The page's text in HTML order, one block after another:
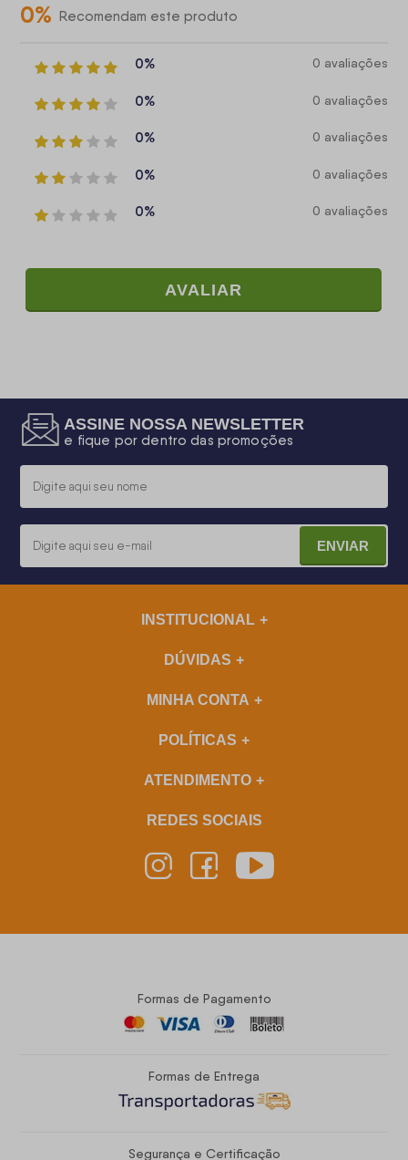
0% Recomendam este produto
0% 0 avaliações
0% 0 avaliações
0% 0 avaliações
0% 0 avaliações
0% 0 avaliações
AVALIAR
ASSINE NOSSA NEWSLETTER
e fique por dentro das promoções
ENVIAR
INSTITUCIONAL
DÚVIDAS
MINHA CONTA
POLÍTICAS
ATENDIMENTO
REDES SOCIAIS
Formas de Pagamento
Formas de Entrega
Segurança e Certificação